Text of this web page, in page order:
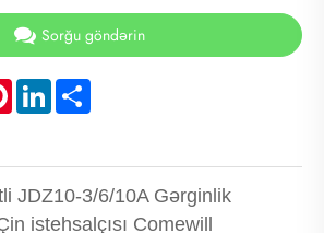
Sorğu göndərin
PinterestLinkedIn
JDZ10-3/6/10A Gərginlik
istehsalçısı Comewill